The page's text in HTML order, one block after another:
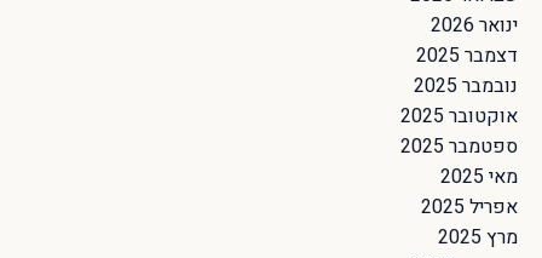
ינואר 2026
דצמבר 2025
נובמבר 2025
אוקטובר 2025
ספטמבר 2025
מאי 2025
אפריל 2025
מרץ 2025